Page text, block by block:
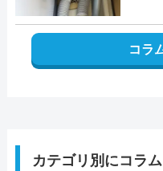
コラ
カテゴリ別にコラ